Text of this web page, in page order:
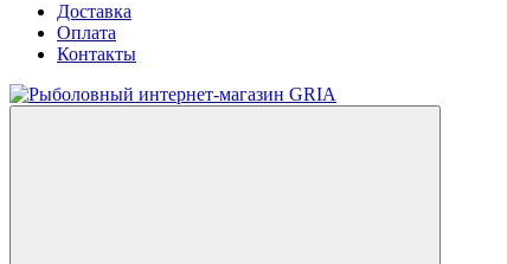
Доставка
Оплата
Контакты